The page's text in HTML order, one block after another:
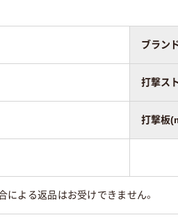
ブラン
打撃ス
打撃板
による返品はお受けできません。